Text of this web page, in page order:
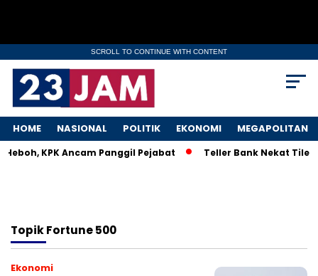
SCROLL TO CONTINUE WITH CONTENT
HOME NASIONAL POLITIK EKONOMI MEGAPOLITAN
KPK Ancam Panggil Pejabat Teller Bank Nekat Tilep
TopikFortune 500
Ekonomi